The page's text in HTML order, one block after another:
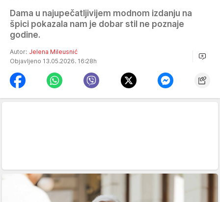
Dama u najupečatljivijem modnom izdanju na
špici pokazala nam je dobar stil ne poznaje
godine.
Autor: Jelena Mileusnić
Objavljeno 13.05.2026. 16:28h